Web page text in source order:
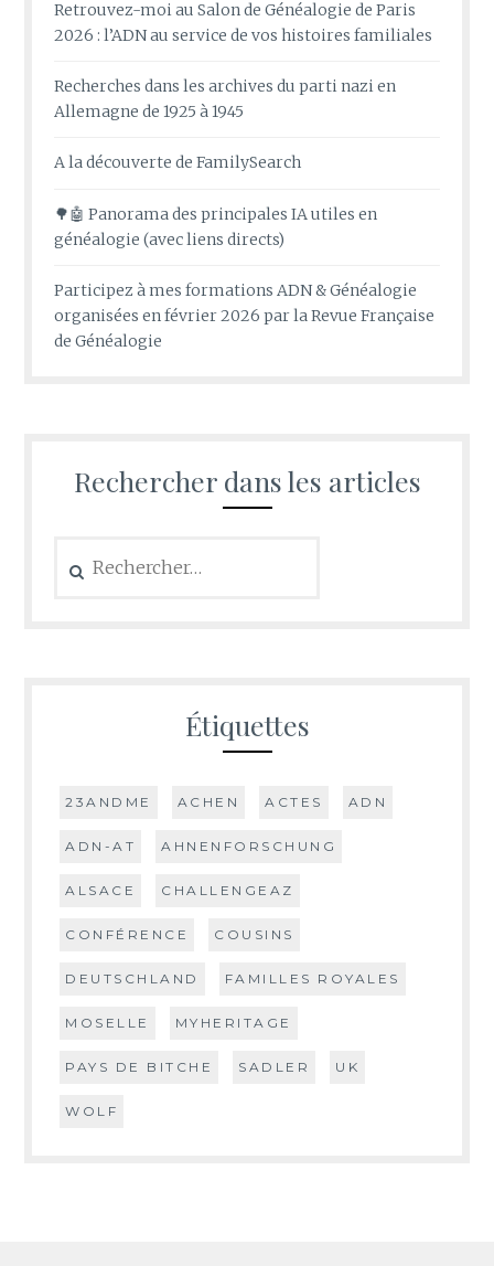
Retrouvez-moi au Salon de Généalogie de Paris
2026 : l’ADN au service de vos histoires familiales
Recherches dans les archives du parti nazi en
Allemagne de 1925 à 1945
A la découverte de FamilySearch
🌳🤖 Panorama des principales IA utiles en
généalogie (avec liens directs)
Participez à mes formations ADN & Généalogie
organisées en février 2026 par la Revue Française
de Généalogie
Rechercher dans les articles
Étiquettes
23ANDME ACHEN ACTES ADN
ADN-AT AHNENFORSCHUNG
ALSACE CHALLENGEAZ
CONFÉRENCE COUSINS
DEUTSCHLAND FAMILLES ROYALES
MOSELLE MYHERITAGE
PAYS DE BITCHE SADLER UK
WOLF